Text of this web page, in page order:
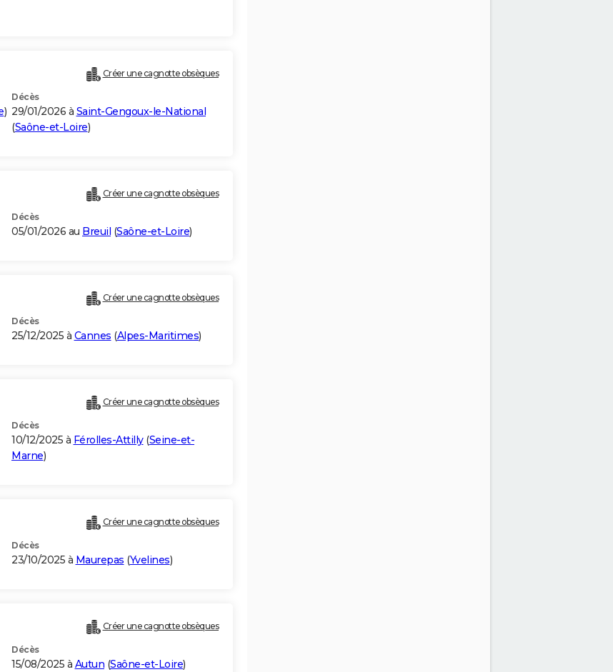
Créer une cagnotte obsèques
)
Décès
29/01/2026 à Saint-Gengoux-le-National
(Saône-et-Loire)
Créer une cagnotte obsèques
Décès
05/01/2026 au Breuil (Saône-et-Loire)
Créer une cagnotte obsèques
Décès
25/12/2025 à Cannes (Alpes-Maritimes)
Créer une cagnotte obsèques
Décès
10/12/2025 à Férolles-Attilly(Seine-et-
Marne)
Créer une cagnotte obsèques
Décès
23/10/2025 à Maurepas (Yvelines)
Créer une cagnotte obsèques
Décès
15/08/2025 à Autun (Saône-et-Loire)